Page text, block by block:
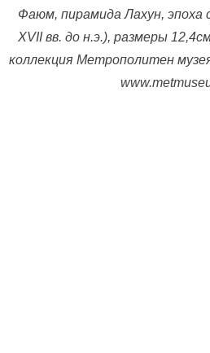
Фаюм, пирамида Лахун, эпоха
XVII вв. до н.э.), размеры
коллекция Метрополитен